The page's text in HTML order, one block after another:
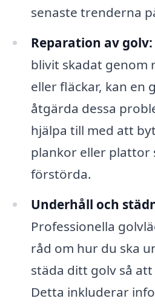
senaste trenderna
Reparation av golv:
blivit skadat genom
eller fläckar, kan en
åtgärda dessa
hjälpa till med att
plankor eller plattor
förstörda.
Underhåll och
Professionella
råd om hur du ska
städa ditt golv så
Detta inkluderar